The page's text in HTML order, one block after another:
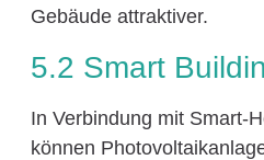
Gebäude attraktiver.
5.2 Smart
In Verbindung mit Smart-
können